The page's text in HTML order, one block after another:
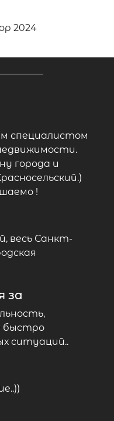
2024
специалистом
города и
!
весь Санкт-
за
быстро
ситуаций..